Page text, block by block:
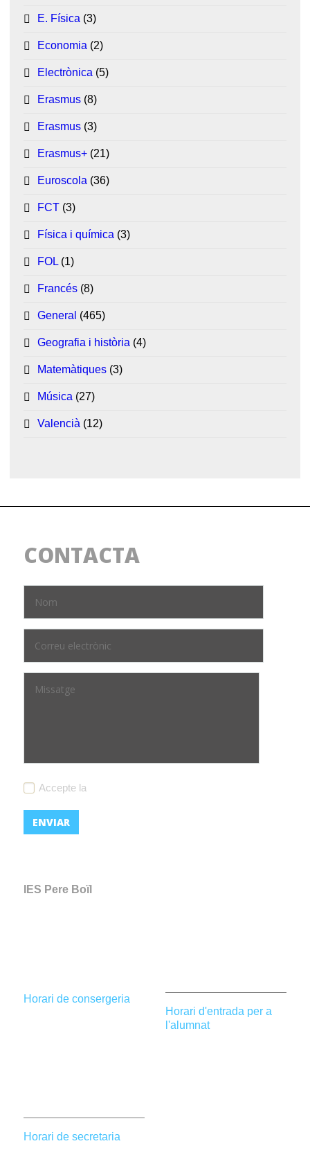
E. Física (3)
Economia (2)
Electrònica (5)
Erasmus (8)
Erasmus (3)
Erasmus+ (21)
Euroscola (36)
FCT (3)
Física i química (3)
FOL (1)
Francés (8)
General (465)
Geografia i història (4)
Matemàtiques (3)
Música (27)
Valencià (12)
CONTACTA
Accepte la
IES Pere Boïl
Horari de consergeria
Horari de secretaria
Horari d'entrada per a
l'alumnat